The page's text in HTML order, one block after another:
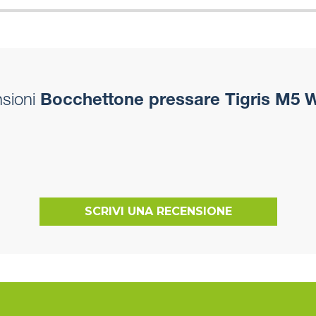
Bocchettone pressare Tigris M5
SCRIVI UNA RECENSIONE